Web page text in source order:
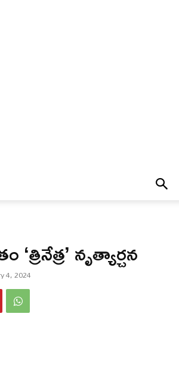
నృత్యార్చన
4, 2024